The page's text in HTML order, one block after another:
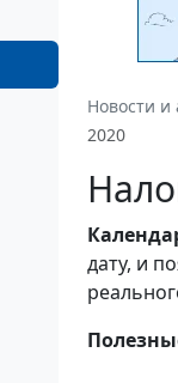
Новости и
2020
дату, и